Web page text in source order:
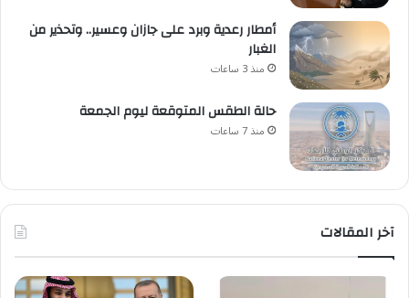
أمطار رعدية وبرد على جازان وعسير.. وتحذير من
الغبار
منذ 3 ساعات
حالة الطقس المتوقعة ليوم الجمعة
منذ 7 ساعات
آخر المقالات